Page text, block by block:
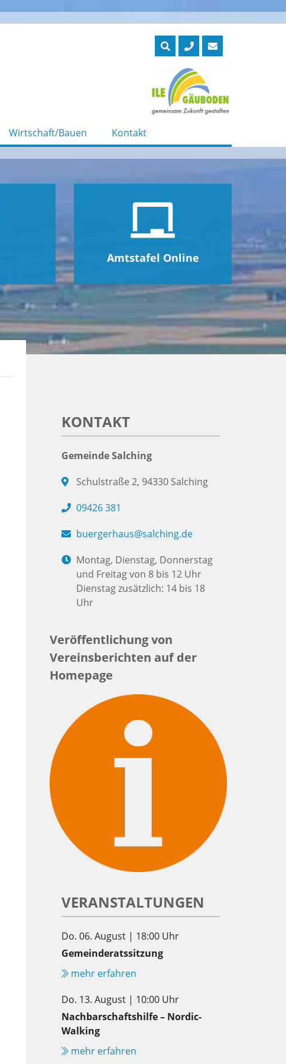
Wirtschaft/Bauen Kontakt
Amtstafel Online
KONTAKT
Gemeinde Salching
Schulstraße 2, 94330 Salching
09426 381
buergerhaus@salching.de
Montag, Dienstag, Donnerstag
und Freitag von 8 bis 12 Uhr
Dienstag zusätzlich: 14 bis 18
Uhr
Veröffentlichung von
Vereinsberichten auf der
Homepage
VERANSTALTUNGEN
Do. 06. August | 18:00 Uhr
Gemeinderatssitzung
mehr erfahren
Do. 13. August | 10:00 Uhr
Nachbarschaftshilfe – Nordic-
Walking
mehr erfahren